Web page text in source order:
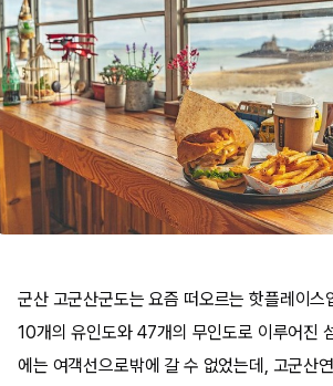
군산 고군산군도는 요즘 떠오르는 핫플레이스
10개의 유인도와 47개의 무인도로 이루어진
에는 여객선으로밖에 갈 수 없었는데, 고군산